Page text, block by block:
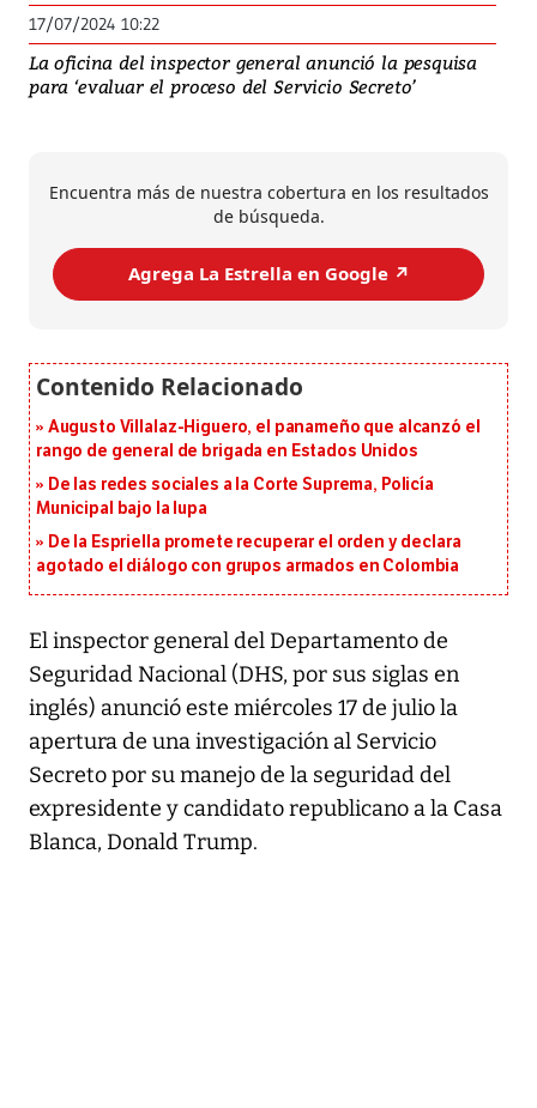
17/07/2024 10:22
La oficina del inspector general anunció la pesquisa
para ‘evaluar el proceso del Servicio Secreto’
Encuentra más de nuestra cobertura en los resultados
de búsqueda.
Agrega La Estrella en Google ↗️
Augusto Villalaz-Higuero, el panameño que alcanzó el
rango de general de brigada en Estados Unidos
De las redes sociales a la Corte Suprema, Policía
Municipal bajo la lupa
De la Espriella promete recuperar el orden y declara
agotado el diálogo con grupos armados en Colombia
El inspector general del Departamento de
Seguridad Nacional (DHS, por sus siglas en
inglés) anunció este miércoles 17 de julio la
apertura de una investigación al Servicio
Secreto por su manejo de la seguridad del
expresidente y candidato republicano a la Casa
Blanca, Donald Trump.